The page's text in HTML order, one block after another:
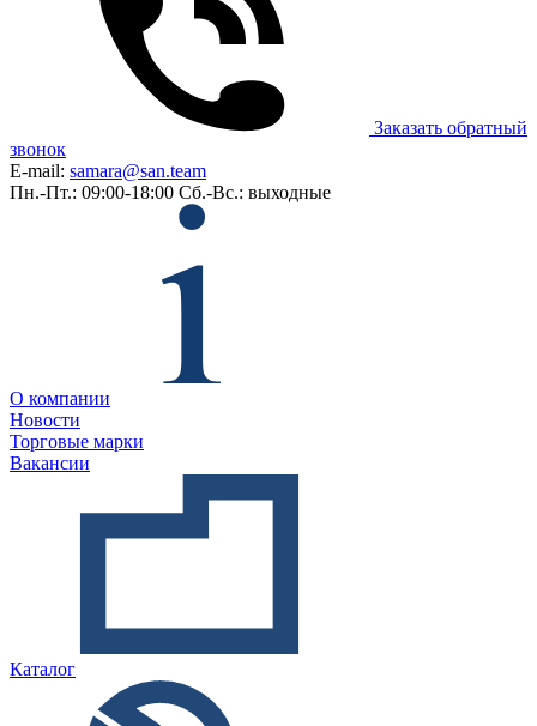
Заказать обратный
звонок
E-mail: samara@san.team
Пн.-Пт.: 09:00-18:00 Сб.-Вс.: выходные
О компании
Новости
Торговые марки
Вакансии
Каталог